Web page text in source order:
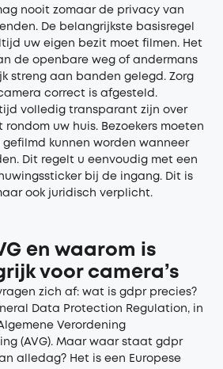
nooit zomaar de privacy van
De belangrijkste basisregel
uw eigen bezit moet filmen. Het
de openbare weg of andermans
streng aan banden gelegd. Zorg
correct is afgesteld.
volledig transparant zijn over
uw huis. Bezoekers moeten
kunnen worden wanneer
Dit regelt u eenvoudig met een
bij de ingang. Dit is
ook juridisch verplicht.
en waarom is
voor camera’s
zich af: wat is gdpr precies?
Data Protection Regulation, in
Verordening
(AVG). Maar waar staat gdpr
alledag? Het is een Europese